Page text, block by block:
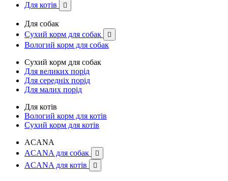
Для котів 
Для собак
Сухий корм для собак

Вологий корм для собак
Сухий корм для собак
Для великих порід
Для середніх порід
Для малих порід
Для котів
Вологий корм для котів
Сухий корм для котів
ACANA
ACANA для собак

ACANA для котів 